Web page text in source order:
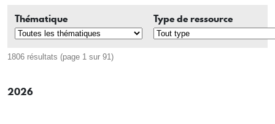
Thématique Type de ressource
1806 résultats (page 1 sur 91)
2026